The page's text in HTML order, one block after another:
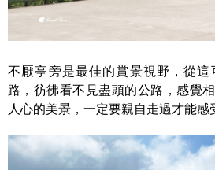
不厭亭旁是最佳的賞景視野，從
路，彷彿看不見盡頭的公路，感覺
人心的美景，一定要親自走過才能感